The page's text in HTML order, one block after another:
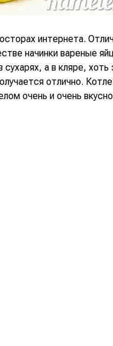
интернета.
начинки вареные
а в кляре, хоть
отлично.
очень и очень